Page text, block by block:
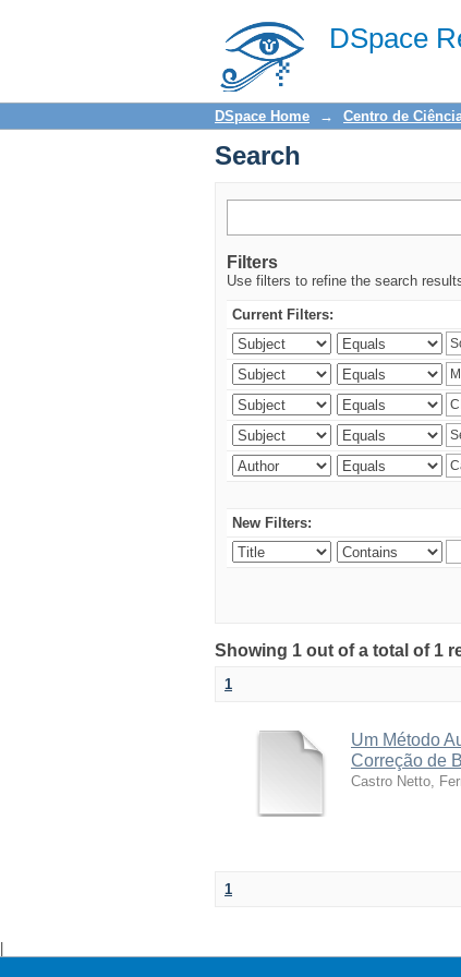
DSpace
Search
DSpace Home → Centro de
Search
Filters
Use filters to refine the search
Current Filters:
New Filters:
Showing 1 out of a total of 1
1
Um Método
Correção de
Castro Netto,
1